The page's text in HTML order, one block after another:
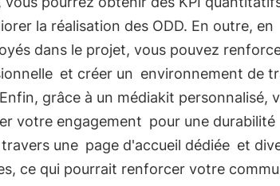
la réalisation des ODD. En outre, en
dans le projet, vous pouvez
et créer un environnement de
grâce à un médiakit personnalisé,
votre engagement pour une durabilité
une page d'accueil dédiée et
ce qui pourrait renforcer votre